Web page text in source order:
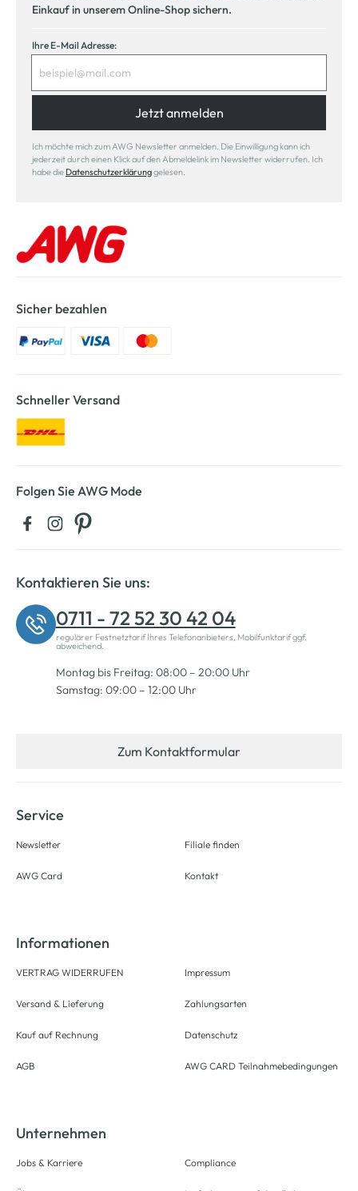
Einkauf in unserem Online-Shop sichern.
Ihre E-Mail Adresse:
Jetzt anmelden
Ich möchte mich zum AWG Newsletter anmelden. Die Einwilligung kann ich
jederzeit durch einen Klick auf den Abmeldelink im Newsletter widerrufen. Ich
habe die Datenschutzerklärunggelesen.
Sicher bezahlen
Schneller Versand
Folgen Sie AWG Mode
Kontaktieren Sie uns:
0711 - 72 52 30 42 04
regulärer Festnetztarif Ihres Telefonanbieters, Mobilfunktarif ggf.
abweichend.
Montag bis Freitag: 08:00 – 20:00 Uhr
Samstag: 09:00 – 12:00 Uhr
Zum Kontaktformular
Service
Newsletter
AWG Card
Filiale finden
Kontakt
Informationen
VERTRAG WIDERRUFEN
Versand & Lieferung
Kauf auf Rechnung
AGB
Impressum
Zahlungsarten
Datenschutz
AWG CARD Teilnahmebedingungen
Unternehmen
Jobs & Karriere Compliance